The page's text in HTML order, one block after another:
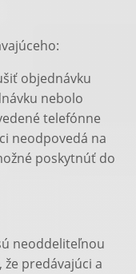
objednávku
nebolo
telefónne
neodpovedá na
poskytnúť do
neoddeliteľnou
predávajúci a